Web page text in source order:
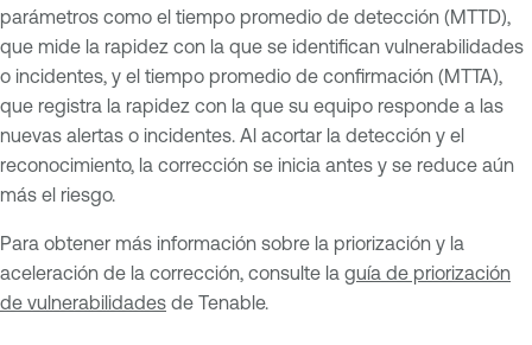
parámetros como el tiempo promedio de detección (MTTD),
que mide la rapidez con la que se identifican vulnerabilidades
o incidentes, y el tiempo promedio de confirmación (MTTA),
que registra la rapidez con la que su equipo responde a las
nuevas alertas o incidentes. Al acortar la detección y el
reconocimiento, la corrección se inicia antes y se reduce aún
más el riesgo.
Para obtener más información sobre la priorización y la
aceleración de la corrección, consulte la guía de priorización
de vulnerabilidades de Tenable.